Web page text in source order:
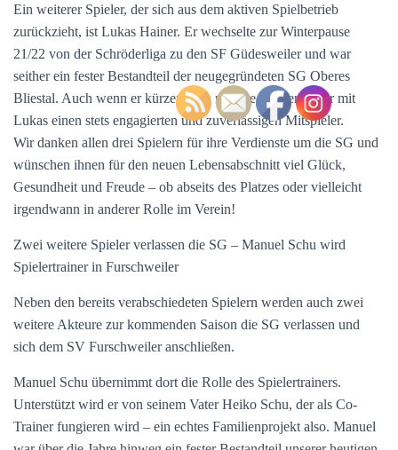
Ein weiterer Spieler, der sich aus dem aktiven Spielbetrieb
zurückzieht, ist Lukas Hainer. Er wechselte zur Winterpause
21/22 von der Schröderliga zu den SF Güdesweiler und war
seither ein fester Bestandteil der neugegründeten SG Oberes
Bliestal. Auch wenn er kürzertreten möchte, verlieren wir mit
Lukas einen stets engagierten und zuverlässigen Mitspieler.
Wir danken allen drei Spielern für ihre Verdienste um die SG und
wünschen ihnen für den neuen Lebensabschnitt viel Glück,
Gesundheit und Freude – ob abseits des Platzes oder vielleicht
irgendwann in anderer Rolle im Verein!
Zwei weitere Spieler verlassen die SG – Manuel Schu wird
Spielertrainer in Furschweiler
Neben den bereits verabschiedeten Spielern werden auch zwei
weitere Akteure zur kommenden Saison die SG verlassen und
sich dem SV Furschweiler anschließen.
Manuel Schu übernimmt dort die Rolle des Spielertrainers.
Unterstützt wird er von seinem Vater Heiko Schu, der als Co-
Trainer fungieren wird – ein echtes Familienprojekt also. Manuel